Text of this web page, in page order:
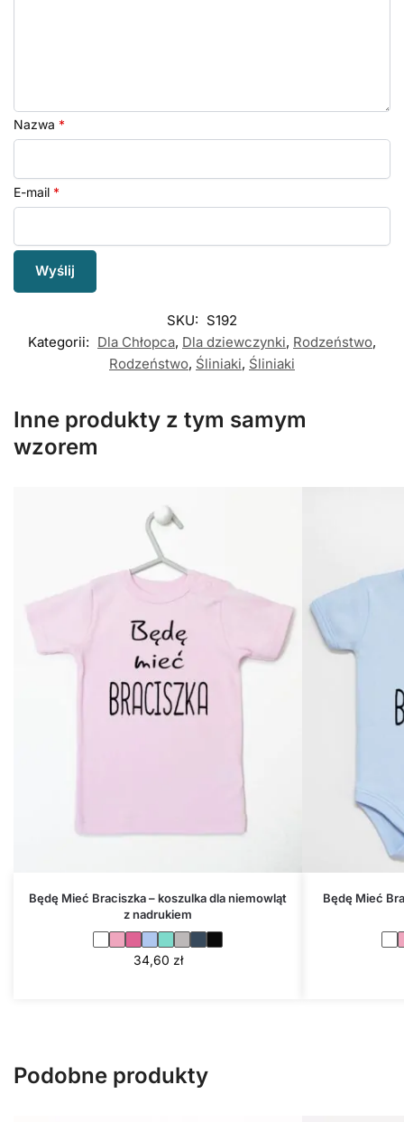
Nazwa *
E-mail *
SKU: S192
Kategorii: Dla Chłopca, Dla dziewczynki, Rodzeństwo,
Rodzeństwo, Śliniaki, Śliniaki
Inne produkty z tym samym
wzorem
Będę Mieć Braciszka – koszulka dla niemowląt
z nadrukiem
34,60 zł
Będę Mieć
Podobne produkty